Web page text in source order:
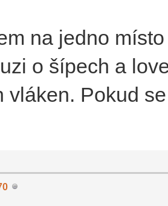
na jedno
o šípech a
vláken. Pokud